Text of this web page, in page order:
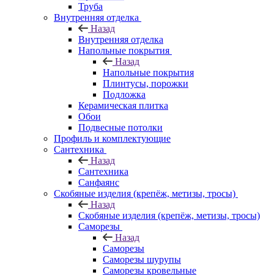
Труба
Внутренняя отделка
Назад
Внутренняя отделка
Напольные покрытия
Назад
Напольные покрытия
Плинтусы, порожки
Подложка
Керамическая плитка
Обои
Подвесные потолки
Профиль и комплектующие
Сантехника
Назад
Сантехника
Санфаянс
Скобяные изделия (крепёж, метизы, тросы)
Назад
Скобяные изделия (крепёж, метизы, тросы)
Саморезы
Назад
Саморезы
Саморезы шурупы
Саморезы кровельные